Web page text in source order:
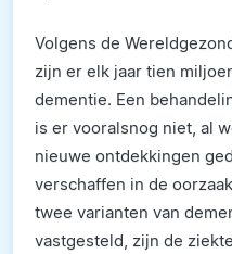
Volgens de
zijn er elk jaar tien
dementie. Een
is er vooralsnog niet, al
nieuwe ontdekkingen
verschaffen in de
twee varianten van
vastgesteld, zijn de